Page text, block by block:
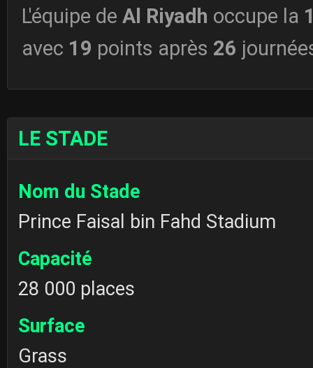
L'équipe de Al Riyadh occupe la
avec 19 points après 26
LE STADE
Nom du Stade
Prince Faisal bin Fahd Stadium
Capacité
28 000 places
Surface
Grass